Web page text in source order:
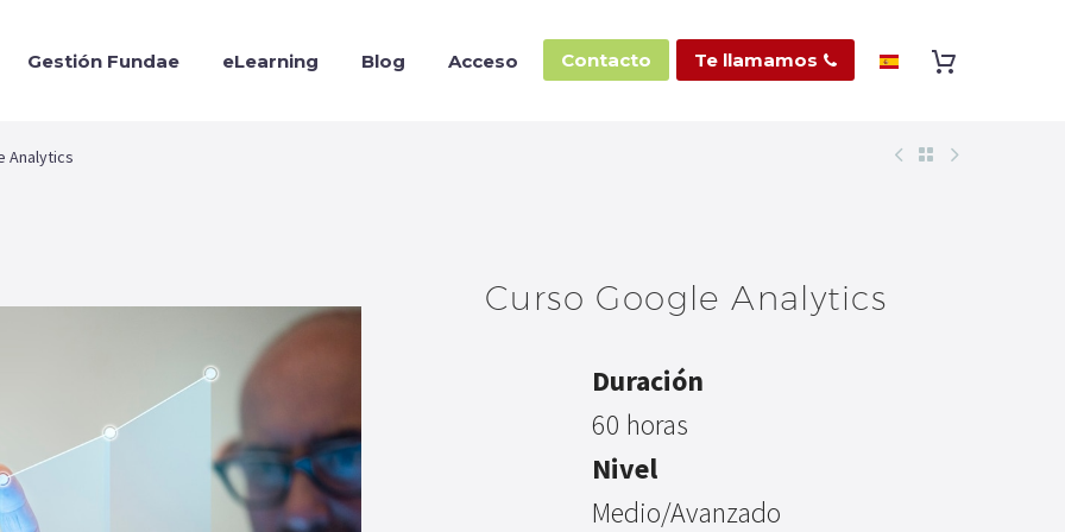
Gestión Fundae eLearning Blog Acceso Contacto Te llamamos 
Analytics
Curso Google Analytics
Duración
60 horas
Nivel
Medio/Avanzado